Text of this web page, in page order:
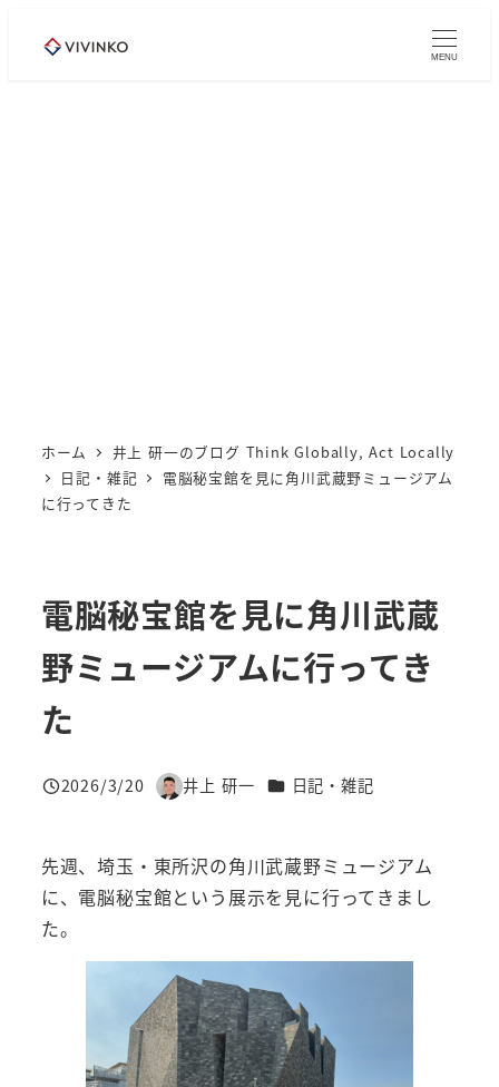
MENU
ホーム
井上 研一のブログ Think Globally, Act Locally
日記・雑記
電脳秘宝館を見に角川武蔵野ミュージアム
に行ってきた
電脳秘宝館を見に角川武蔵
野ミュージアムに行ってき
た
投稿日
2026/3/20
著
井上 研一 カテゴリー
日記・雑記
先週、埼玉・東所沢の角川武蔵野ミュージアム
に、電脳秘宝館という展示を見に行ってきまし
た。